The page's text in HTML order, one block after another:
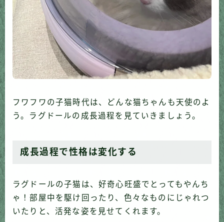
フワフワの子猫時代は、どんな猫ちゃんも天使のよ
う。ラグドールの成長過程を見ていきましょう。
成長過程で性格は変化する
ラグドールの子猫は、好奇心旺盛でとってもやんち
ゃ！部屋中を駆け回ったり、色々なものにじゃれつ
いたりと、活発な姿を見せてくれます。